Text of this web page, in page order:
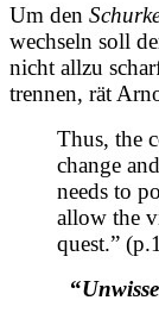
Um den
wechseln soll
nicht allzu
trennen, rät
Thus, the
change
needs to
allow the
quest.”
“